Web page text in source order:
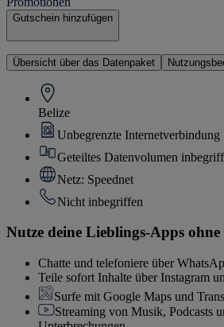
Gutschein hinzufügen
Übersicht über das Datenpaket
Belize
Unbegrenzte Internetverbindung
Geteiltes Datenvolumen
Netz: Speednet
Nicht inbegriffen
Nutze deine Lieblings-Apps
Chatte und telefoniere über
Teile sofort Inhalte über Instagram
Surfe mit Google Maps und
Streaming von Musik, Podcasts